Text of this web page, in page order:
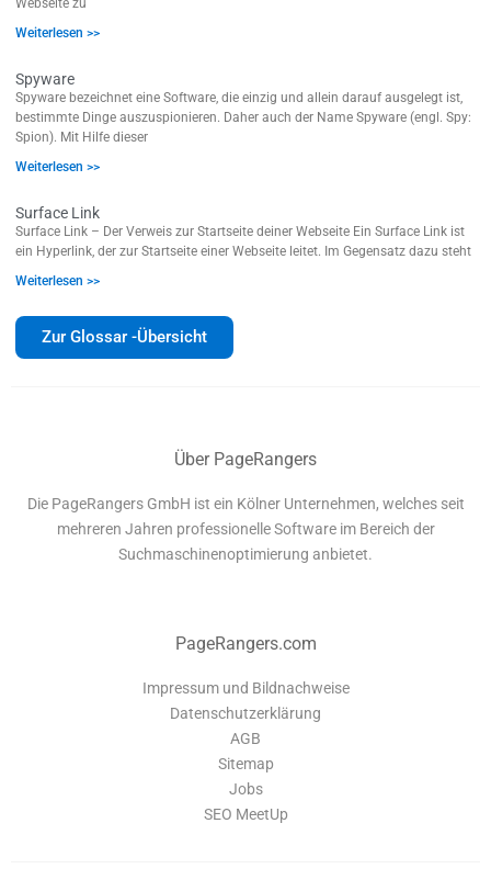
Webseite zu
Weiterlesen >>
Spyware
Spyware bezeichnet eine Software, die einzig und allein darauf ausgelegt ist,
bestimmte Dinge auszuspionieren. Daher auch der Name Spyware (engl. Spy:
Spion). Mit Hilfe dieser
Weiterlesen >>
Surface Link
Surface Link – Der Verweis zur Startseite deiner Webseite Ein Surface Link ist
ein Hyperlink, der zur Startseite einer Webseite leitet. Im Gegensatz dazu steht
Weiterlesen >>
Zur Glossar -Übersicht
Über PageRangers
Die PageRangers GmbH ist ein Kölner Unternehmen, welches seit
mehreren Jahren professionelle Software im Bereich der
Suchmaschinenoptimierung anbietet.
PageRangers.com
Impressum und Bildnachweise
Datenschutzerklärung
AGB
Sitemap
Jobs
SEO MeetUp